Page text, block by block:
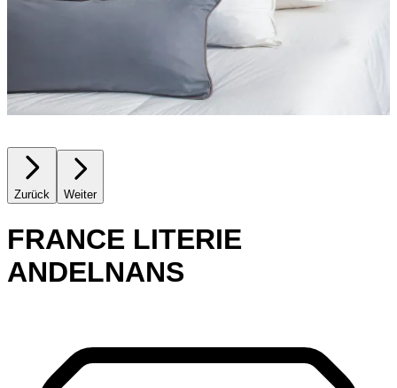
Zurück Weiter
FRANCE LITERIE
ANDELNANS